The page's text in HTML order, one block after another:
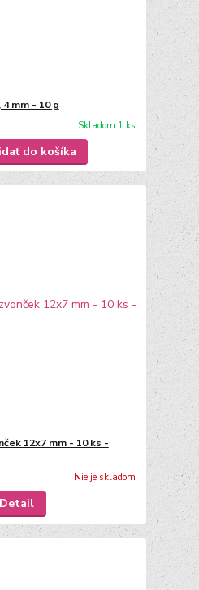
mm - 10 g
Skladom 1 ks
do košíka
12x7 mm - 10 ks -
Nie je skladom
Detail